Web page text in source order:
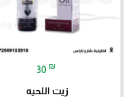
30 ₪
زيت اللحيه